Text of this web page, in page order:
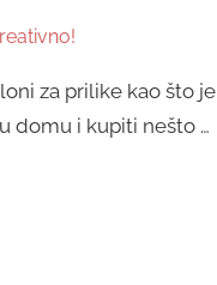
za prilike kao što je
domu i kupiti nešto …